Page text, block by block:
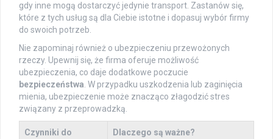
gdy inne mogą dostarczyć jedynie transport. Zastanów się,
które z tych usług są dla Ciebie istotne i dopasuj wybór firmy
do swoich potrzeb.
Nie zapominaj również o ubezpieczeniu przewożonych
rzeczy. Upewnij się, że firma oferuje możliwość
ubezpieczenia, co daje dodatkowe poczucie
bezpieczeństwa . W przypadku uszkodzenia lub zaginięcia
mienia, ubezpieczenie może znacząco złagodzić stres
związany z przeprowadzką.
Czynniki do
Dlaczego są ważne?